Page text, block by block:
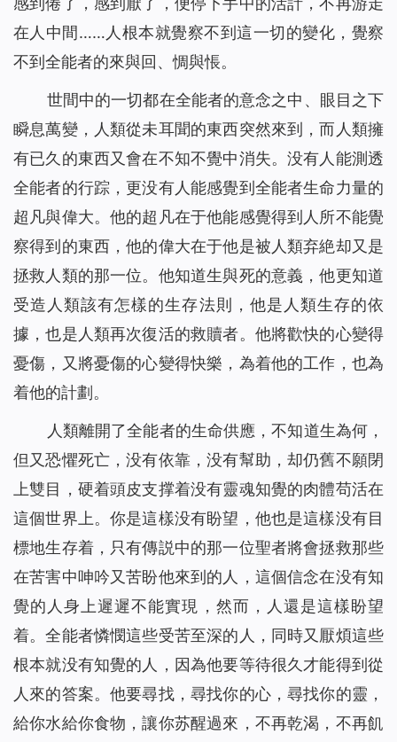
在人中間……人根本就覺察不到這一切的變化，覺察
不到全能者的來與回、惆與悵。
世間中的一切都在全能者的意念之中、眼目之下
瞬息萬變，人類從未耳聞的東西突然來到，而人類擁
有已久的東西又會在不知不覺中消失。没有人能測透
全能者的行踪，更没有人能感覺到全能者生命力量的
超凡與偉大。他的超凡在于他能感覺得到人所不能覺
察得到的東西，他的偉大在于他是被人類弃絶却又是
拯救人類的那一位。他知道生與死的意義，他更知道
受造人類該有怎樣的生存法則，他是人類生存的依
據，也是人類再次復活的救贖者。他將歡快的心變得
憂傷，又將憂傷的心變得快樂，為着他的工作，也為
着他的計劃。
人類離開了全能者的生命供應，不知道生為何，
但又恐懼死亡，没有依靠，没有幫助，却仍舊不願閉
上雙目，硬着頭皮支撑着没有靈魂知覺的肉體苟活在
這個世界上。你是這樣没有盼望，他也是這樣没有目
標地生存着，只有傳説中的那一位聖者將會拯救那些
在苦害中呻吟又苦盼他來到的人，這個信念在没有知
覺的人身上遲遲不能實現，然而，人還是這樣盼望
着。全能者憐憫這些受苦至深的人，同時又厭煩這些
根本就没有知覺的人，因為他要等待很久才能得到從
人來的答案。他要尋找，尋找你的心，尋找你的靈，
給你水給你食物，讓你苏醒過來，不再乾渴，不再飢